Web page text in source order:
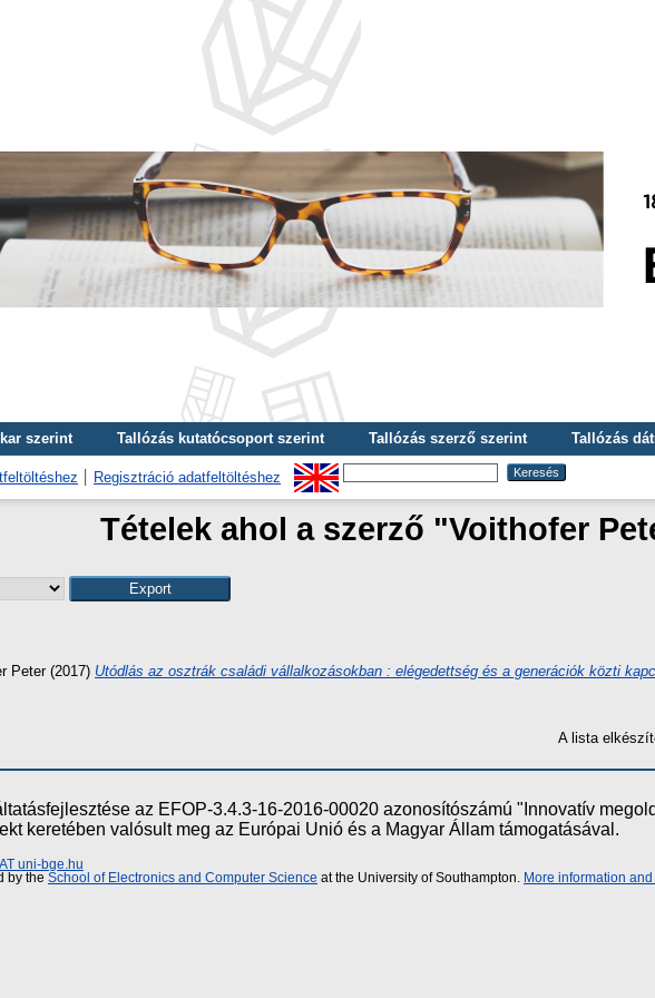
szerint Tallózás kutatócsoport szerint Tallózás szerző szerint Tallózás
Regisztráció adatfeltöltéshez
Tételek ahol a szerző "Voithofer
Peter(2017) Utódlás az osztrák családi vállalkozásokban : elégedettség és a generációk közti
A lista
az EFOP-3.4.3-16-2016-00020 azonosítószámú "Innovatív
keretében valósult meg az Európai Unió és a Magyar Állam támogatásával.
uni-bge.hu
by the School of Electronics and Computer Science at the University of Southampton. More information